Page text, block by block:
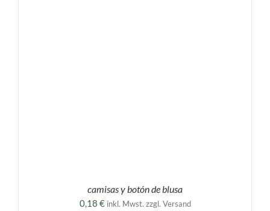
camisas y botón de blusa
0,18 € inkl. Mwst. zzgl. Versand